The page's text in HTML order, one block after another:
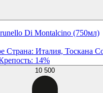
Di Montalcino (750мл)
Страна: Италия, Тоскана
14%
10 500